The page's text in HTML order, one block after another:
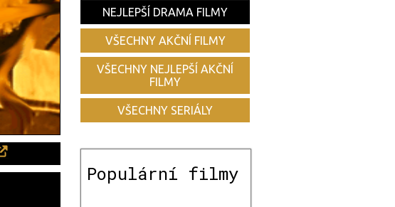
NEJLEPŠÍ DRAMA FILMY
VŠECHNY AKČNÍ FILMY
VŠECHNY NEJLEPŠÍ AKČNÍ
FILMY
VŠECHNY SERIÁLY
Populární filmy